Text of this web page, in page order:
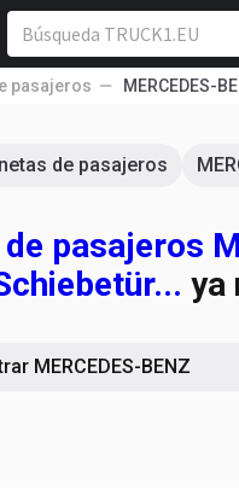
pasajeros MERCEDES-
de pasajeros
pasajeros
ya
MERCEDES-BENZ